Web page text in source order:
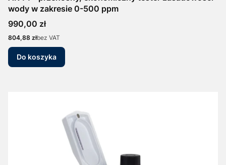
wody w zakresie 0-500 ppm
Cena
990,00 zł
Cena
804,88 złbez VAT
Do koszyka